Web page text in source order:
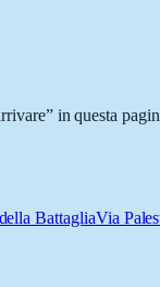
in questa
BattagliaVia